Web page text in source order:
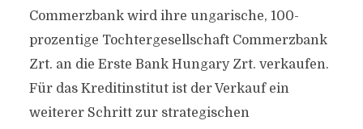
Commerzbank wird ihre ungarische, 100-
prozentige Tochtergesellschaft Commerzbank
Zrt. an die Erste Bank Hungary Zrt. verkaufen.
Für das Kreditinstitut ist der Verkauf ein
weiterer Schritt zur strategischen